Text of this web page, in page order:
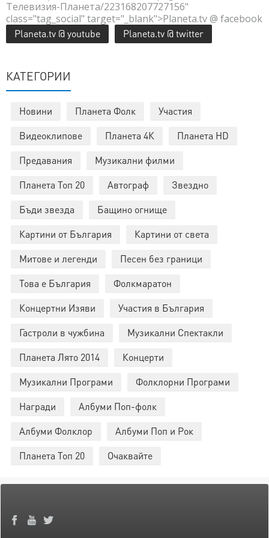
Телевизия-Планета/223168207727156"
class="tag_social" target="_blank">Planeta.tv @ facebook
Planeta.tv @ youtube Planeta.tv @ twitter
КАТЕГОРИИ
Новини Планета Фолк
Участия
Видеоклипове
Планета 4К
Планета HD
Предавания
Музикални филми
Планета Топ 20
Автограф
Звездно
Бъди звезда
Бащино огнище
Картини от България
Картини от света
Митове и легенди
Песен без граници
Това е България
Фолкмаратон
Концертни Изяви
Участия в България
Гастроли в чужбина
Музикални Спектакли
Планета Лято 2014
Концерти
Музикални Програми
Фолклорни Програми
Награди
Албуми Поп-фолк
Албуми Фолклор
Албуми Поп и Рок
Планета Топ 20
Очаквайте